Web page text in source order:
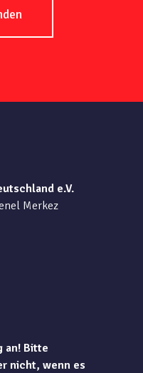
e.V.
Merkez
an! Bitte
nicht, wenn es